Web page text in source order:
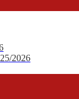
2026